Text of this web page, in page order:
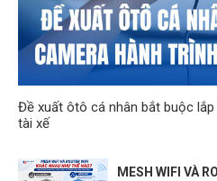
Đề xuất ôtô cá nhân bắt buộc
tài xế
MESH WIFI VÀ